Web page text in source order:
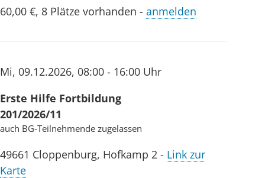
60,00 €, 8 Plätze vorhanden - anmelden
Mi, 09.12.2026, 08:00 - 16:00 Uhr
Erste Hilfe Fortbildung
201/2026/11
auch BG-Teilnehmende zugelassen
49661 Cloppenburg, Hofkamp 2 - Link zur
Karte